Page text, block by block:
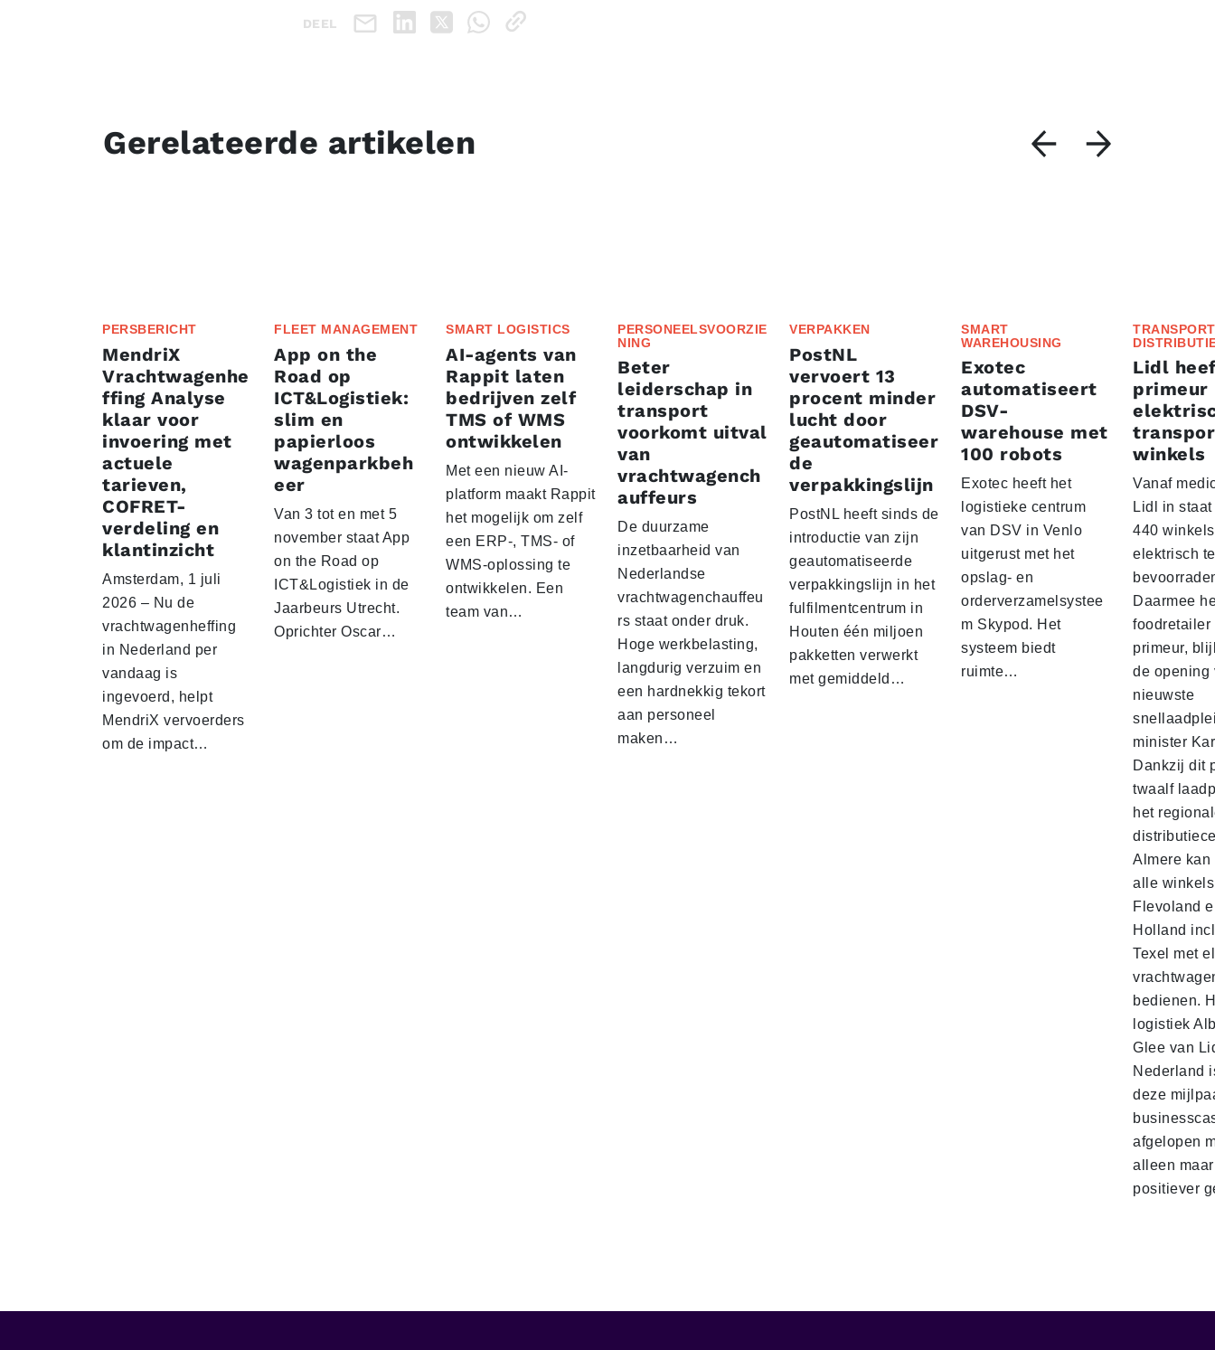
DEEL
Gerelateerde artikelen
PERSBERICHT
MendriX
Vrachtwagenhe
ffing Analyse
klaar voor
invoering met
actuele
tarieven,
COFRET-
verdeling en
klantinzicht
Amsterdam, 1 juli
2026 – Nu de
vrachtwagenheffing
in Nederland per
vandaag is
ingevoerd, helpt
MendriX vervoerders
om de impact…
FLEET MANAGEMENT
App on the
Road op
ICT&Logistiek:
slim en
papierloos
wagenparkbeh
eer
Van 3 tot en met 5
november staat App
on the Road op
ICT&Logistiek in de
Jaarbeurs Utrecht.
Oprichter Oscar…
SMART LOGISTICS
AI-agents van
Rappit laten
bedrijven zelf
TMS of WMS
ontwikkelen
Met een nieuw AI-
platform maakt Rappit
het mogelijk om zelf
een ERP-, TMS- of
WMS-oplossing te
ontwikkelen. Een
team van…
PERSONEELSVOORZIE
NING
Beter
leiderschap in
transport
voorkomt uitval
van
vrachtwagench
auffeurs
De duurzame
inzetbaarheid van
Nederlandse
vrachtwagenchauffeu
rs staat onder druk.
Hoge werkbelasting,
langdurig verzuim en
een hardnekkig tekort
aan personeel
maken…
VERPAKKEN
PostNL
vervoert 13
procent minder
lucht door
geautomatiseer
de
verpakkingslijn
PostNL heeft sinds de
introductie van zijn
geautomatiseerde
verpakkingslijn in het
fulfilmentcentrum in
Houten één miljoen
pakketten verwerkt
met gemiddeld…
SMART
WAREHOUSING
Exotec
automatiseert
DSV-
warehouse met
100 robots
Exotec heeft het
logistieke centrum
van DSV in Venlo
uitgerust met het
opslag- en
orderverzamelsystee
m Skypod. Het
systeem biedt
ruimte…
Lidl
primeur
winkels
Vanaf
Lidl in
440 winkels
elektrisch te
Daarmee
foodretailer
primeur,
de opening
nieuwste
minister
Dankzij dit
twaalf
het
Almere
alle
Flevoland
Holland
Texel met
bedienen.
logistiek
Glee van
Nederland
deze
afgelopen
alleen maar
positiever